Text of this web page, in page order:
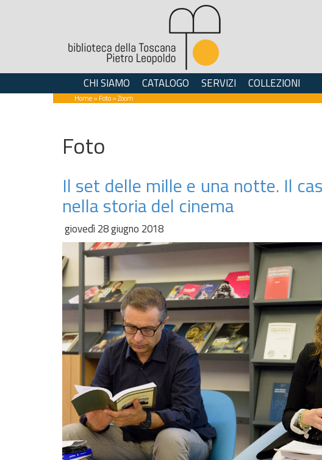
CHI SIAMO CATALOGO SERVIZI COLLEZIONI
Home» Foto» Zoom
Foto
Il set delle mille e una notte. Il
nella storia del cinema
giovedì 28 giugno 2018